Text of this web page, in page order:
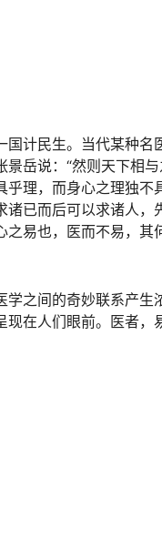
计民生。当代某种名
岳说：“然则天下相
理，而身心之理独不
已而后可以求诸人，
易也，医而不易，其
之间的奇妙联系产生
在人们眼前。医者，